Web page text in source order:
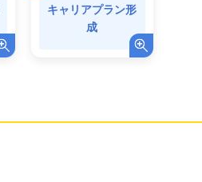
キャリアプラン形
成